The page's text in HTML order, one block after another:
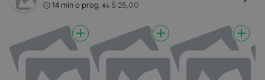
14 min o prog.• $ 25,00